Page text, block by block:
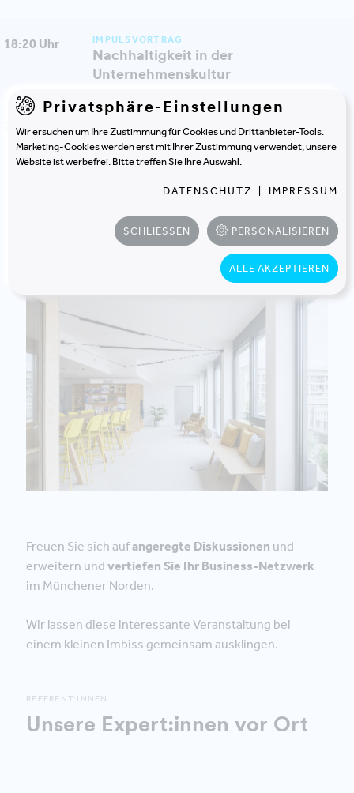
18:20 Uhr IMPULSVORTRAG
Nachhaltigkeit in der
Unternehmenskultur
19:30 Uhr
Diskussion und Get-Together
Bei Drinks und Häppchen (bei schönem
Freuen Sie sich aufangeregte Diskussionen und
erweitern und vertiefen Sie Ihr Business-Netzwerk
im Münchener Norden.
Wir lassen diese interessante Veranstaltung bei
einem kleinen Imbiss gemeinsam ausklingen.
REFERENT:INNEN
Unsere Expert:innen vor Ort
Privatsphäre-Einstellungen
Wir ersuchen um Ihre Zustimmung für Cookies und Drittanbieter-Tools.
Marketing-Cookies werden erst mit Ihrer Zustimmung verwendet, unsere
Website ist werbefrei. Bitte treffen Sie Ihre Auswahl.
DATENSCHUTZ IMPRESSUM
SCHLIESSEN PERSONALISIEREN
ALLE AKZEPTIEREN